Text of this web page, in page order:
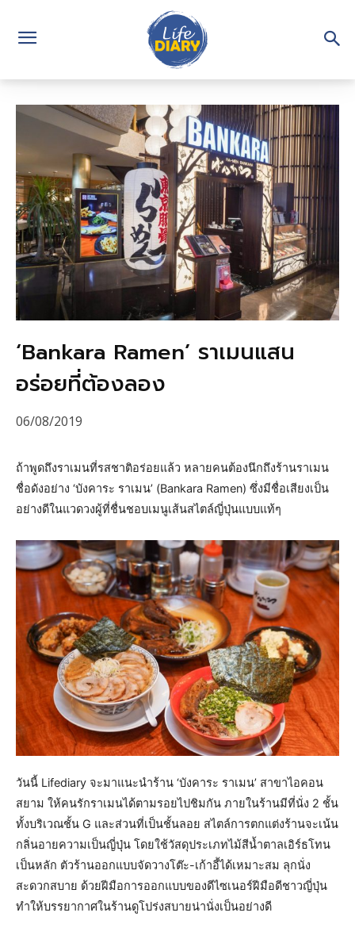
‘Bankara Ramen’ ราเมนแสน
อร่อยที่ต้องลอง
06/08/2019
ถ้าพูดถึงราเมนที่รสชาติอร่อยแล้ว หลายคนต้องนึกถึงร้านราเมน
ชื่อดังอย่าง ‘บังคาระ ราเมน’ (Bankara Ramen) ซึ่งมีชื่อเสียงเป็น
อย่างดีในแวดวงผู้ที่ชื่นชอบเมนูเส้นสไตล์ญี่ปุ่นแบบแท้ๆ
วันนี้ Lifediary จะมาแนะนำร้าน ‘บังคาระ ราเมน’ สาขาไอคอน
สยาม ให้คนรักราเมนได้ตามรอยไปชิมกัน ภายในร้านมีที่นั่ง 2 ชั้น
ทั้งบริเวณชั้น G และส่วนที่เป็นชั้นลอย สไตล์การตกแต่งร้านจะเน้น
กลิ่นอายความเป็นญี่ปุ่น โดยใช้วัสดุประเภทไม้สีน้ำตาลเอิร์ธโทน
เป็นหลัก ตัวร้านออกแบบจัดวางโต๊ะ-เก้าอี้ได้เหมาะสม ลุกนั่ง
สะดวกสบาย ด้วยฝีมือการออกแบบของดีไซเนอร์ฝีมือดีชาวญี่ปุ่น
ทำให้บรรยากาศในร้านดูโปร่งสบายน่านั่งเป็นอย่างดี